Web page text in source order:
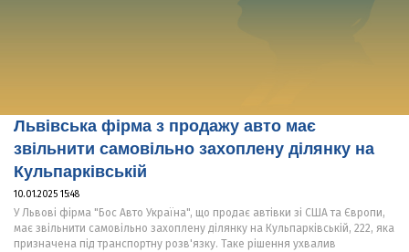
Львівська фірма з продажу авто має
звільнити самовільно захоплену ділянку на
Кульпарківській
10.01.2025 15:48
У Львові фірма "Бос Авто Україна", що продає автівки зі США та Європи,
має звільнити самовільно захоплену ділянку на Кульпарківській, 222, яка
призначена під транспортну розв'язку. Таке рішення ухвалив